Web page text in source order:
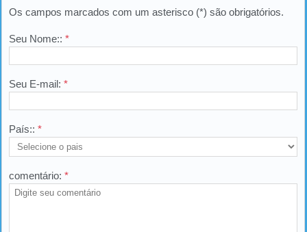
Os campos marcados com um asterisco (*) são obrigatórios.
Seu Nome:: *
Seu E-mail: *
País:: *
comentário: *